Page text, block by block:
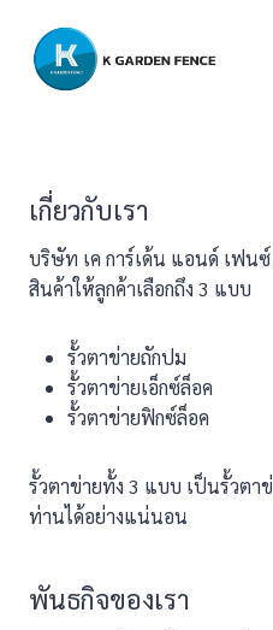
content
เกี่ยวกับเรา
บริษัท เค การ์เด้น แอนด์ เฟน
สินค้าให้ลูกค้าเลือกถึง 3 แบบ
รั้วตาข่ายถักปม
รั้วตาข่ายเอ็กซ์ล็อค
รั้วตาข่ายฟิกซ์ล็อค
รั้วตาข่ายทั้ง 3 แบบ เป็นรั้วตา
ท่านได้อย่างแน่นอน
พันธกิจของเรา